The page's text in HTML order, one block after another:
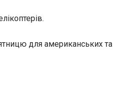
для американських та